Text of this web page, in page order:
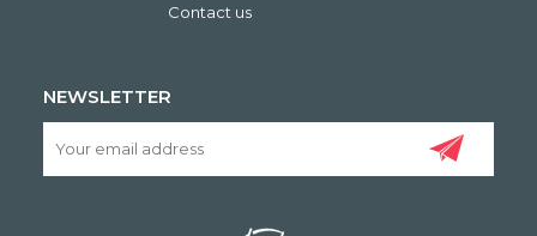
Contact us
NEWSLETTER